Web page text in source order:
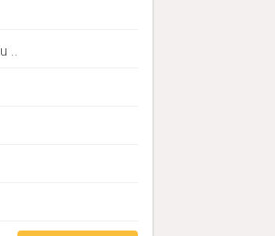
..